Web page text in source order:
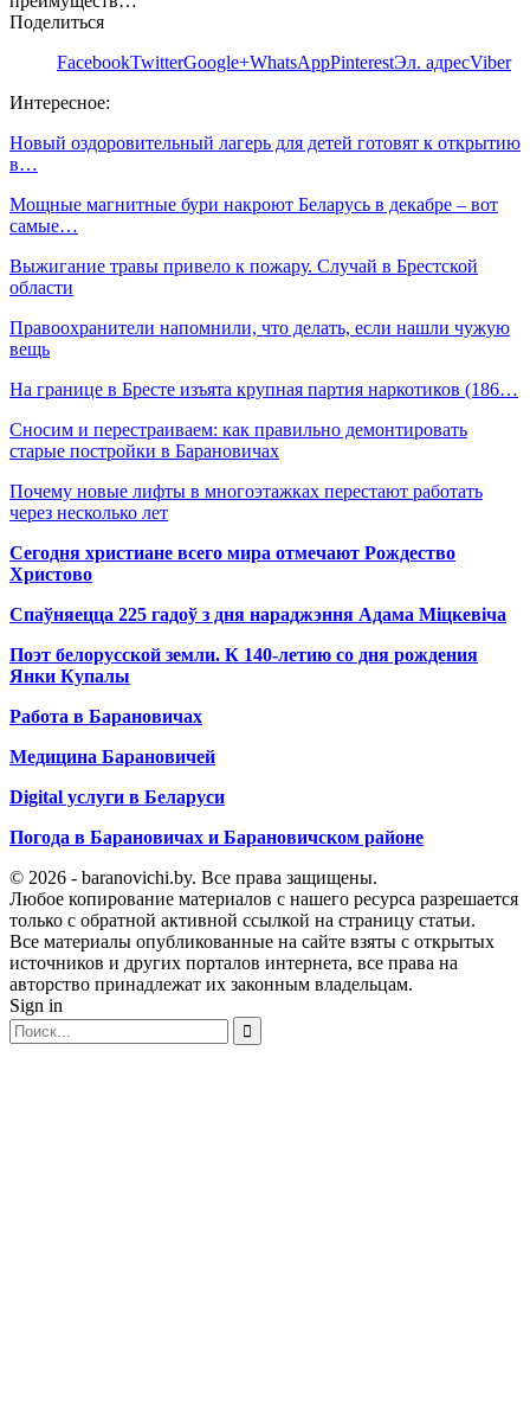
Поделиться
FacebookTwitterGoogle+WhatsAppPinterestЭл. адресViber
Интересное:
Новый оздоровительный лагерь для детей готовят к открытию
в…
Мощные магнитные бури накроют Беларусь в декабре – вот
самые…
Выжигание травы привело к пожару. Случай в Брестской
области
Правоохранители напомнили, что делать, если нашли чужую
вещь
На границе в Бресте изъята крупная партия наркотиков (186…
Сносим и перестраиваем: как правильно демонтировать
старые постройки в Барановичах
Почему новые лифты в многоэтажках перестают работать
через несколько лет
Сегодня христиане всего мира отмечают Рождество
Христово
Спаўняецца 225 гадоў з дня нараджэння Адама Міцкевіча
Поэт белорусской земли. К 140-летию со дня рождения
Янки Купалы
Работа в Барановичах
Медицина Барановичей
Digital услуги в Беларуси
Погода в Барановичах и Барановичском районе
© 2026 - baranovichi.by. Все права защищены.
Любое копирование материалов с нашего ресурса разрешается
только с обратной активной ссылкой на страницу статьи.
Все материалы опубликованные на сайте взяты с открытых
источников и других порталов интернета, все права на
авторство принадлежат их законным владельцам.
Sign in